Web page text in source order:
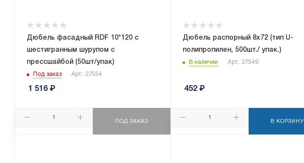
Дюбель фасадный RDF 10*120 с
шестигранным шурупом с
прессшайбой (50шт/упак)
Под заказ Арт.: 27554
1 516₽
ПОД ЗАКАЗ
Дюбель распорный 8x72 (тип U-
полипропилен, 500шт./ упак.)
В наличии Арт.: 27549
452₽
В КОРЗИНУ